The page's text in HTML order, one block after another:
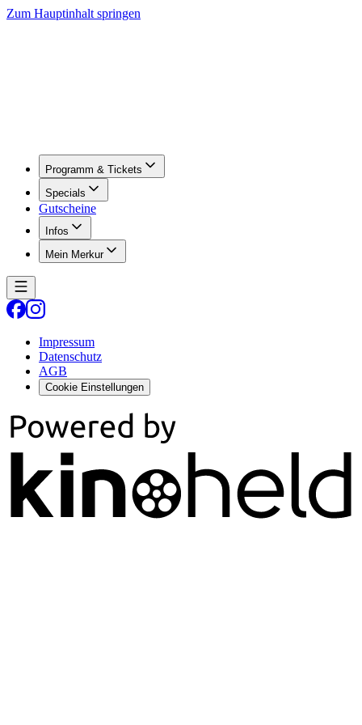
Zum Hauptinhalt springen
Programm & Tickets
Specials
Gutscheine
Infos
Mein Merkur
Impressum
Datenschutz
AGB
Cookie Einstellungen